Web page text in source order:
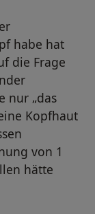
habe hat
die Frage
nur „das
Kopfhaut
von 1
hätte